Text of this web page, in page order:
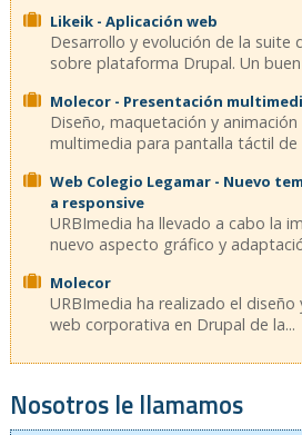
Likeik - Aplicación web
Desarrollo y evolución de la suite
sobre plataforma Drupal. Un
Molecor - Presentación
Diseño, maquetación y
multimedia para pantalla táctil de
Web Colegio Legamar - Nuevo
a responsive
URBImedia ha llevado a cabo la
nuevo aspecto gráfico y
Molecor
URBImedia ha realizado el
web corporativa en Drupal de la...
Nosotros le llamamos